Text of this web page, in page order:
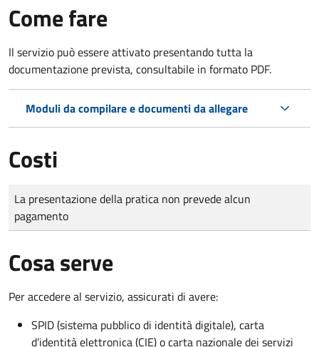
Come fare
Il servizio può essere attivato presentando tutta la
documentazione prevista, consultabile in formato PDF.
Moduli da compilare e documenti da allegare
Costi
Tipo di pagamento
Importo
La presentazione della pratica non prevede alcun
pagamento
Cosa serve
Per accedere al servizio, assicurati di avere:
SPID (sistema pubblico di identità digitale), carta
d’identità elettronica (CIE) o carta nazionale dei servizi